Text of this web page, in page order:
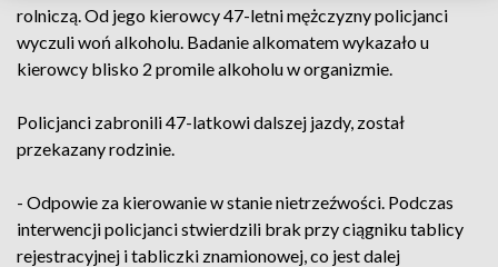
rolniczą. Od jego kierowcy 47-letni mężczyzny policjanci
wyczuli woń alkoholu. Badanie alkomatem wykazało u
kierowcy blisko 2 promile alkoholu w organizmie.
Policjanci zabronili 47-latkowi dalszej jazdy, został
przekazany rodzinie.
- Odpowie za kierowanie w stanie nietrzeźwości. Podczas
interwencji policjanci stwierdzili brak przy ciągniku tablicy
rejestracyjnej i tabliczki znamionowej, co jest dalej